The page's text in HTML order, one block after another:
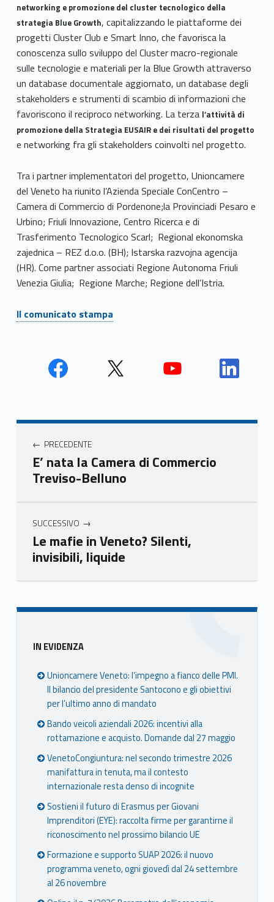
networking e promozione del cluster tecnologico della
strategia Blue Growth, capitalizzando le piattaforme dei
progetti Cluster Club e Smart Inno, che favorisca la
conoscenza sullo sviluppo del Cluster macro-regionale
sulle tecnologie e materiali per la Blue Growth attraverso
un database documentale aggiornato, un database degli
stakeholders e strumenti di scambio di informazioni che
favoriscono il reciproco networking. La terza l’attività di
promozione della Strategia EUSAIR e dei risultati del progetto
e networking fra gli stakeholders coinvolti nel progetto.
Tra i partner implementatori del progetto, Unioncamere
del Veneto ha riunito l’Azienda Speciale ConCentro –
Camera di Commercio di Pordenone;la Provinciadi Pesaro e
Urbino; Friuli Innovazione, Centro Ricerca e di
Trasferimento Tecnologico Scarl; Regional ekonomska
zajednica – REZ d.o.o. (BH); Istarska razvojna agencija
(HR). Come partner associati Regione Autonoma Friuli
Venezia Giulia; Regione Marche; Regione dell’Istria.
Il comunicato stampa
Unio
mer
e
Ven
Unio
e
Ven
Unio
e
Unio
Navigazione articoli
PRECEDENTE
E’ nata la Camera di Commercio
Treviso-Belluno
SUCCESSIVO
Le mafie in Veneto? Silenti,
invisibili, liquide
Skip back to main navigation
Sidebar
IN EVIDENZA
Unioncamere Veneto: l’impegno a fianco delle PMI.
Il bilancio del presidente Santocono e gli obiettivi
per l’ultimo anno di mandato
Bando veicoli aziendali 2026: incentivi alla
rottamazione e acquisto. Domande dal 27 maggio
VenetoCongiuntura: nel secondo trimestre 2026
manifattura in tenuta, ma il contesto
internazionale resta denso di incognite
Sostieni il futuro di Erasmus per Giovani
Imprenditori (EYE): raccolta firme per garantirne il
riconoscimento nel prossimo bilancio UE
Formazione e supporto SUAP 2026: il nuovo
programma veneto, ogni giovedì dal 24 settembre
al 26 novembre